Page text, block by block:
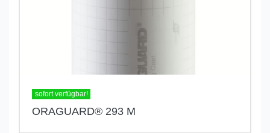
sofort verfügbar!
ORAGUARD® 293 M